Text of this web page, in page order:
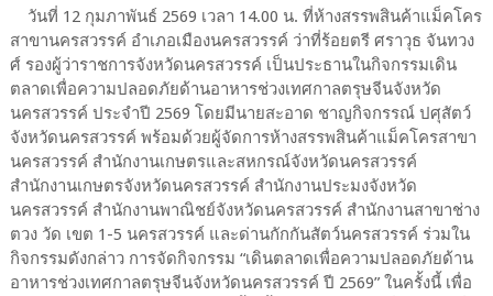
วันที่ 12 กุมภาพันธ์ 2569 เวลา 14.00 น. ที่ห้างสรรพสินค้าแม็คโคร
สาขานครสวรรค์ อำเภอเมืองนครสวรรค์ ว่าที่ร้อยตรี ศราวุธ จันทวง
ศ์ รองผู้ว่าราชการจังหวัดนครสวรรค์ เป็นประธานในกิจกรรมเดิน
ตลาดเพื่อความปลอดภัยด้านอาหารช่วงเทศกาลตรุษจีนจังหวัด
นครสวรรค์ ประจำปี 2569 โดยมีนายสะอาด ชาญกิจกรรณ์ ปศุสัตว์
จังหวัดนครสวรรค์ พร้อมด้วยผู้จัดการห้างสรรพสินค้าแม็คโครสาขา
นครสวรรค์ สำนักงานเกษตรและสหกรณ์จังหวัดนครสวรรค์
สำนักงานเกษตรจังหวัดนครสวรรค์ สำนักงานประมงจังหวัด
นครสวรรค์ สำนักงานพาณิชย์จังหวัดนครสวรรค์ สำนักงานสาขาช่าง
ตวง วัด เขต 1-5 นครสวรรค์ และด่านกักกันสัตว์นครสวรรค์ ร่วมใน
กิจกรรมดังกล่าว การจัดกิจกรรม “เดินตลาดเพื่อความปลอดภัยด้าน
อาหารช่วงเทศกาลตรุษจีนจังหวัดนครสวรรค์ ปี 2569” ในครั้งนี้ เพื่อ